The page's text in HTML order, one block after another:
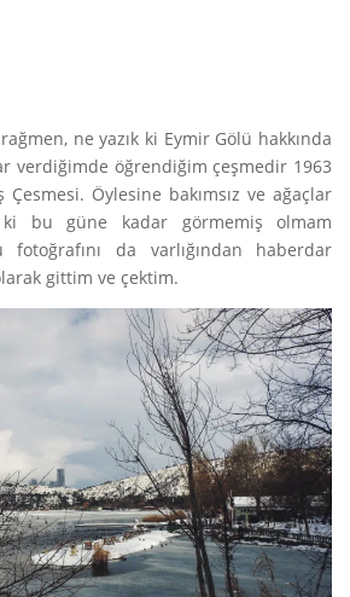
ne yazık ki Eymir Gölü hakkında
verdiğimde öğrendiğim çeşmedir 1963
Çesmesi. Öylesine bakımsız ve ağaçlar
ki bu güne kadar görmemiş olmam
fotoğrafını da varlığından haberdar
gittim ve çektim.